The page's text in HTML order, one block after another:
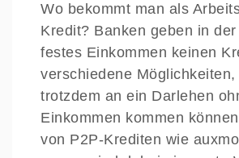
Wo bekommt man als
Kredit? Banken geben in
festes Einkommen keinen
verschiedene Möglichkeiten,
trotzdem an ein Darlehen
Einkommen kommen
von P2P-Krediten wie